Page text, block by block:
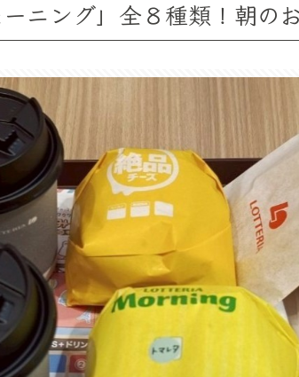
ーニング」全８種類！朝の